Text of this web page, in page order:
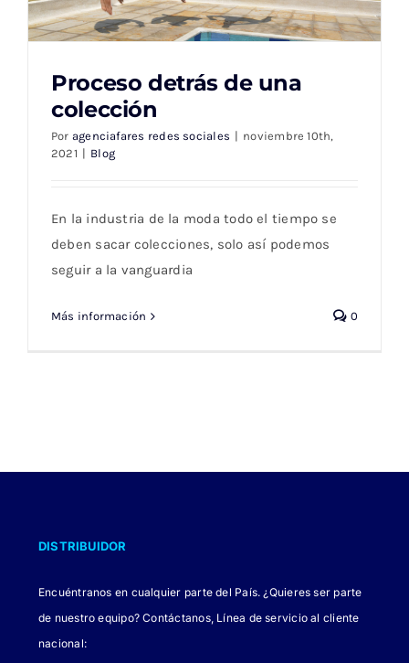
Proceso detrás de una
colección
Por agenciafares redes sociales | noviembre 10th,
2021 | Blog
En la industria de la moda todo el tiempo se
deben sacar colecciones, solo así podemos
seguir a la vanguardia
Más información 0
DISTRIBUIDOR
Encuéntranos en cualquier parte del País. ¿Quieres ser parte
de nuestro equipo? Contáctanos, Línea de servicio al cliente
nacional: